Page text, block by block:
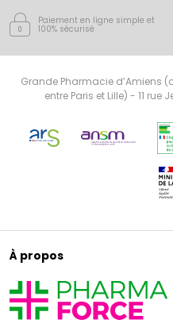
Paiement en ligne simple et
100% sécurisé
Grande Pharmacie d’Amiens
entre Paris et Lille) - 11
À propos